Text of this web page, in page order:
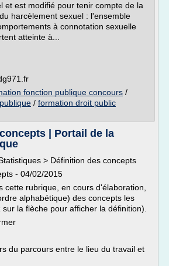
et est modifié pour tenir compte de la
harcèlement sexuel : l'ensemble
à connotation sexuelle
atteinte à...
fonction publique concours /
/ formation droit public
| Portail de la
> Définition des concepts
- 04/02/2015
cette rubrique, en cours d'élaboration,
alphabétique) des concepts les
la flèche pour afficher la définition).
du parcours entre le lieu du travail et